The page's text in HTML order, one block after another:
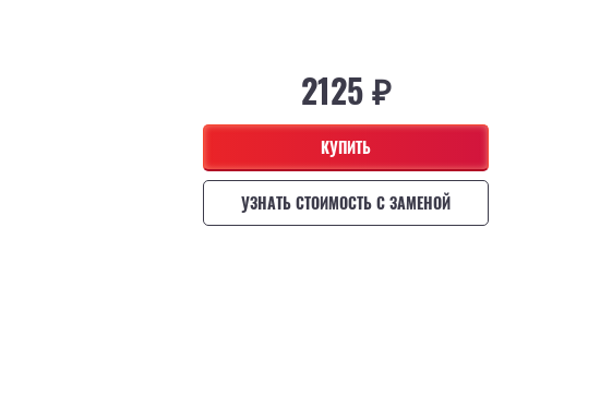
2125 ₽
КУПИТЬ
УЗНАТЬ СТОИМОСТЬ С ЗАМЕНОЙ